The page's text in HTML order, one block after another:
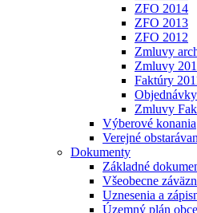
ZFO 2014
ZFO 2013
ZFO 2012
Zmluvy
Zmluvy
Faktúry
Zmluvy
Výberové konania
Verejné
Dokumenty
Základné
Všeobecne
Uznesenia a
Územný plán